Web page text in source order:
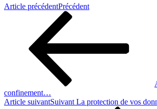
Article précédentPrécédent
confinement…
Article suivantSuivant La protection de vos